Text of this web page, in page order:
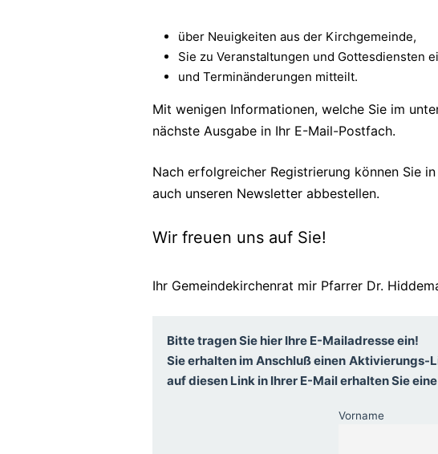
über Neuigkeiten aus der Kirchgemeinde,
Sie zu Veranstaltungen und Gottesdiensten
und Terminänderungen mitteilt.
Mit wenigen Informationen, welche Sie im
nächste Ausgabe in Ihr E-Mail-Postfach.
Nach erfolgreicher Registrierung können Sie
auch unseren Newsletter abbestellen.
Wir freuen uns auf Sie!
Ihr Gemeindekirchenrat mir Pfarrer Dr.
Bitte tragen Sie hier Ihre E-Mailadresse ein!
Sie erhalten im Anschluß einen Aktivierungs-
auf diesen Link in Ihrer E-Mail erhalten Sie
Vorname